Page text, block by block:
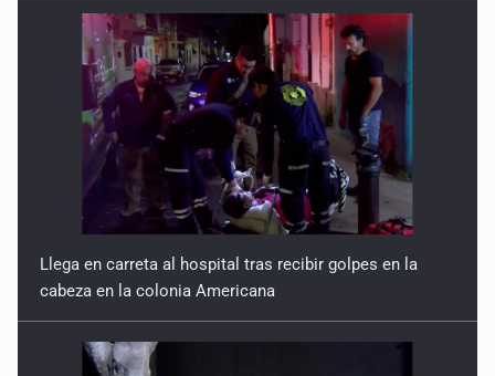
Llega en carreta al hospital tras recibir golpes en la
cabeza en la colonia Americana